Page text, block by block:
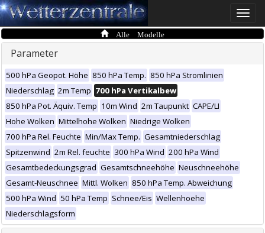
Toggle
Alle Modelle
Parameter
500 hPa Geopot. Höhe 850 hPa Temp. 850 hPa Stromlinien
Niederschlag 2m Temp 700 hPa Vertikalbew
850 hPa Pot. Äquiv. Temp 10m Wind 2m Taupunkt CAPE/LI
Hohe Wolken Mittelhohe Wolken Niedrige Wolken
700 hPa Rel. Feuchte Min/Max Temp. Gesamtniederschlag
Spitzenwind 2m Rel. feuchte 300 hPa Wind 200 hPa Wind
Gesamtbedeckungsgrad Gesamtschneehöhe Neuschneehöhe
Gesamt-Neuschnee Mittl. Wolken 850 hPa Temp. Abweichung
500 hPa Wind 50 hPa Temp Schnee/Eis Wellenhoehe
Niederschlagsform